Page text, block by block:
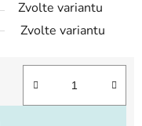
Zvolte variantu
Zvolte variantu